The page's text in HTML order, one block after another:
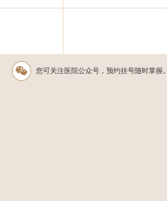
您可关注医院公众号，预约挂号随时掌握。